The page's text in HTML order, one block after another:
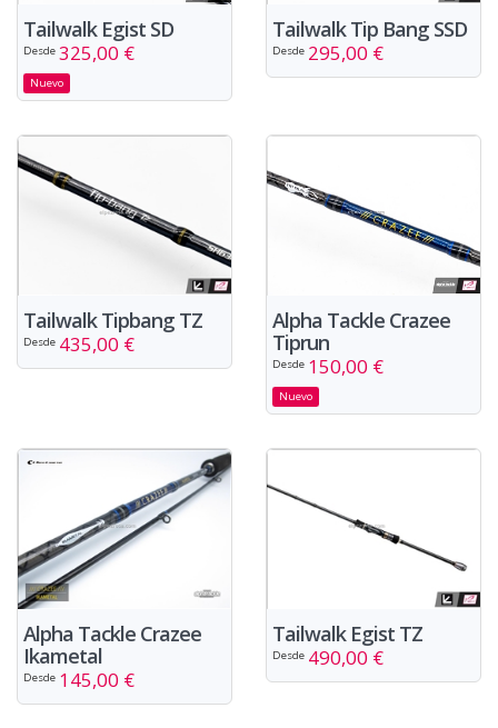
Tailwalk Egist SD
Desde 325,00 €
Nuevo
Tailwalk Tip Bang SSD
Desde 295,00 €
Tailwalk Tipbang TZ
Desde 435,00 €
Alpha Tackle Crazee
Tiprun
Desde 150,00 €
Nuevo
Alpha Tackle Crazee
Ikametal
Desde 145,00 €
Tailwalk Egist TZ
Desde 490,00 €